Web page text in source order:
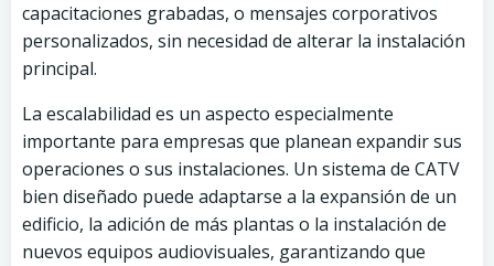
capacitaciones grabadas, o mensajes corporativos
personalizados, sin necesidad de alterar la instalación
principal.
La escalabilidad es un aspecto especialmente
importante para empresas que planean expandir sus
operaciones o sus instalaciones. Un sistema de CATV
bien diseñado puede adaptarse a la expansión de un
edificio, la adición de más plantas o la instalación de
nuevos equipos audiovisuales, garantizando que